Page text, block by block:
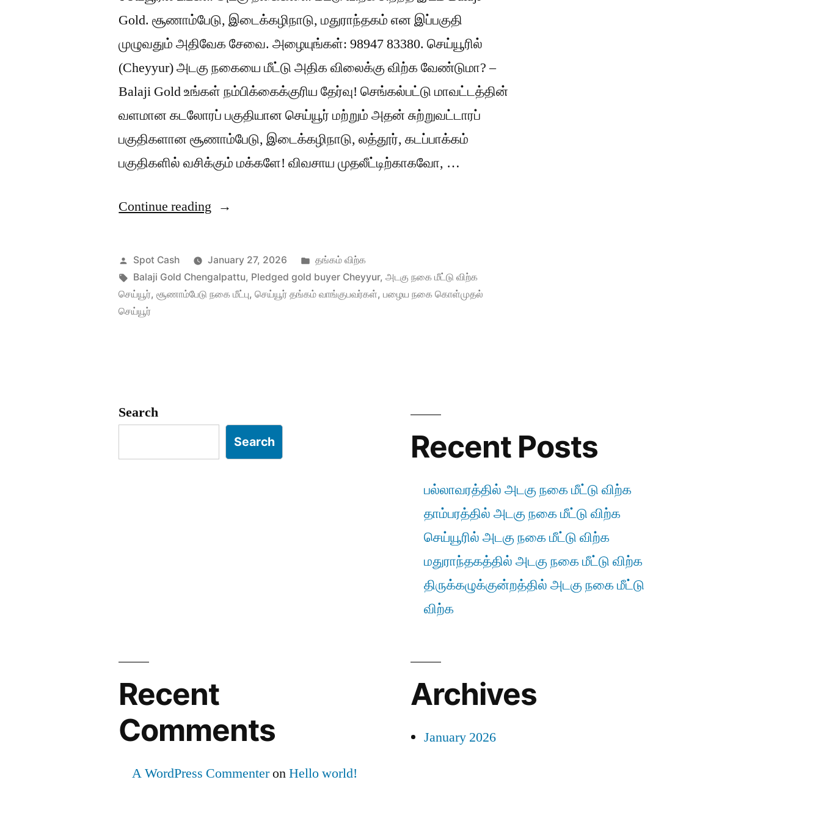
Gold. சூணாம்பேடு, இடைக்கழிநாடு, மதுராந்தகம் என இப்பகுதி
முழுவதும் அதிவேக சேவை. அழையுங்கள்: 98947 83380. செய்யூரில்
(Cheyyur) அடகு நகையை மீட்டு அதிக விலைக்கு விற்க வேண்டுமா? –
Balaji Gold உங்கள் நம்பிக்கைக்குரிய தேர்வு! செங்கல்பட்டு மாவட்டத்தின்
வளமான கடலோரப் பகுதியான செய்யூர் மற்றும் அதன் சுற்றுவட்டாரப்
பகுதிகளான சூணாம்பேடு, இடைக்கழிநாடு, லத்தூர், கடப்பாக்கம்
பகுதிகளில் வசிக்கும் மக்களே! விவசாய முதலீட்டிற்காகவோ, …
Continue reading “செய்யூரில்
நகை
மீட்டு
விற்க”
Posted
by
Spot Cash January 27, 2026
Posted
in
தங்கம் விற்க
Tags:
Balaji Gold Chengalpattu, Pledged gold buyer Cheyyur,அடகு நகை மீட்டு விற்க
செய்யூர்,சூணாம்பேடு நகை மீட்பு,செய்யூர் தங்கம் வாங்குபவர்கள்,பழைய நகை கொள்முதல்
செய்யூர்
Search
Search Recent Posts
பல்லாவரத்தில் அடகு நகை மீட்டு விற்க
தாம்பரத்தில் அடகு நகை மீட்டு விற்க
செய்யூரில் அடகு நகை மீட்டு விற்க
மதுராந்தகத்தில் அடகு நகை மீட்டு விற்க
திருக்கழுக்குன்றத்தில் அடகு நகை மீட்டு
விற்க
Recent
Comments
A WordPress CommenteronHello world!
Archives
January 2026